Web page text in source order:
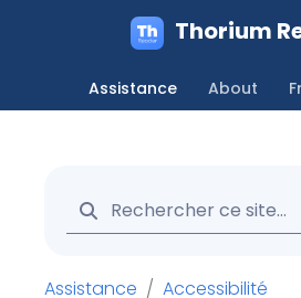
Thorium
Assistance About
Assistance
Accessibilité